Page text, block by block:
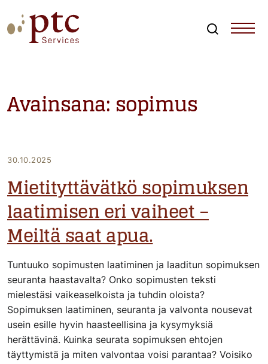
to
content
Avainsana: sopimus
30.10.2025
Mietityttävätkö sopimuksen
laatimisen eri vaiheet –
Meiltä saat apua.
Tuntuuko sopimusten laatiminen ja laaditun sopimuksen
seuranta haastavalta? Onko sopimusten teksti
mielestäsi vaikeaselkoista ja tuhdin oloista?
Sopimuksen laatiminen, seuranta ja valvonta nousevat
usein esille hyvin haasteellisina ja kysymyksiä
herättävinä. Kuinka seurata sopimuksen ehtojen
täyttymistä ja miten valvontaa voisi parantaa? Voisiko